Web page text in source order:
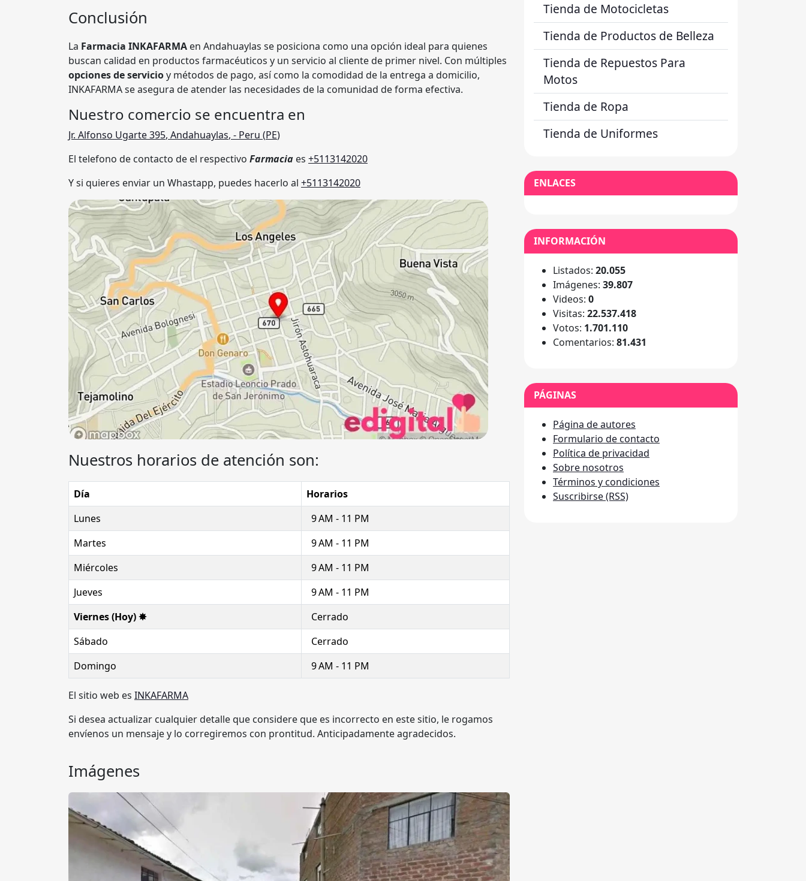
Conclusión
La Farmacia INKAFARMA en Andahuaylas se posiciona como una opción ideal para quienes
buscan calidad en productos farmacéuticos y un servicio al cliente de primer nivel. Con múltiples
opciones de servicioy métodos de pago, así como la comodidad de la entrega a domicilio,
INKAFARMA se asegura de atender las necesidades de la comunidad de forma efectiva.
Nuestro comercio se encuentra en
Jr. Alfonso Ugarte 395, Andahuaylas, - Peru (PE)
El telefono de contacto de el respectivo Farmacia es +5113142020
Y si quieres enviar un Whastapp, puedes hacerlo al +5113142020
Nuestros horarios de atención son:
Día
Horarios
Lunes
9 AM - 11 PM
Martes
9 AM - 11 PM
Miércoles
9 AM - 11 PM
Jueves
9 AM - 11 PM
Viernes (Hoy) ✸
Cerrado
Sábado
Cerrado
Domingo
9 AM - 11 PM
El sitio web es INKAFARMA
Si desea actualizar cualquier detalle que considere que es incorrecto en este sitio, le rogamos
envíenos un mensaje y lo corregiremos con prontitud. Anticipadamente agradecidos.
Imágenes
Tienda de Motocicletas
Tienda de Productos de Belleza
Tienda de Repuestos Para
Motos
Tienda de Ropa
Tienda de Uniformes
ENLACES
INFORMACIÓN
Listados: 20.055
Imágenes: 39.807
Videos: 0
Visitas: 22.537.418
Votos: 1.701.110
Comentarios: 81.431
PÁGINAS
Página de autores
Formulario de contacto
Política de privacidad
Sobre nosotros
Términos y condiciones
Suscribirse (RSS)